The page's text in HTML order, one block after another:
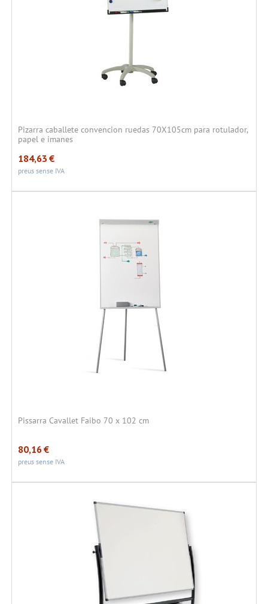
Pizarra caballete convencion ruedas 70X105cm para rotulador,
papel e imanes
184,63 €
preus sense IVA
Pissarra Cavallet Faibo 70 x 102 cm
80,16€
preus sense IVA